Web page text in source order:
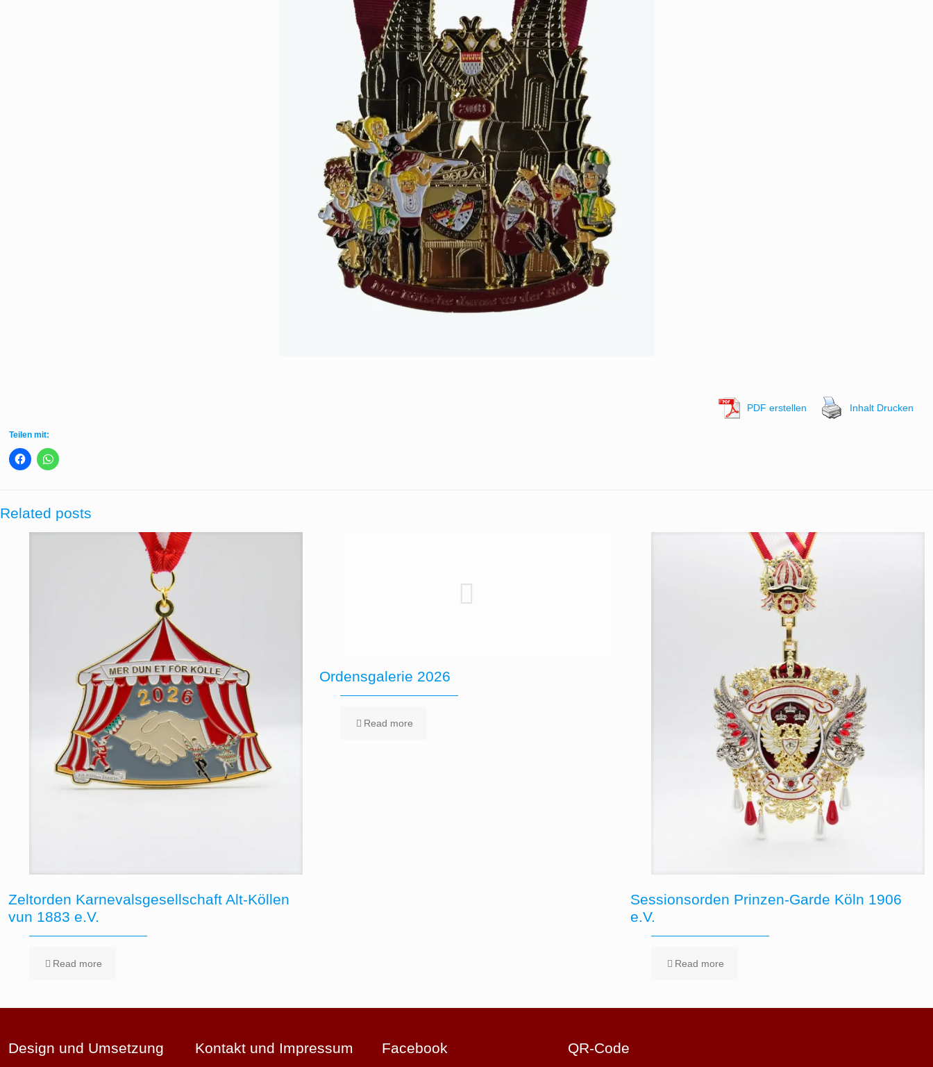
PDF erstellen Inhalt Drucken
Teilen mit:
Related posts
Zeltorden Karnevalsgesellschaft Alt-Köllen
vun 1883 e.V.
Read more
Ordensgalerie 2026
Read more
Sessionsorden Prinzen-Garde Köln 1906
e.V.
Read more
Design und Umsetzung Kontakt und Impressum Facebook QR-Code